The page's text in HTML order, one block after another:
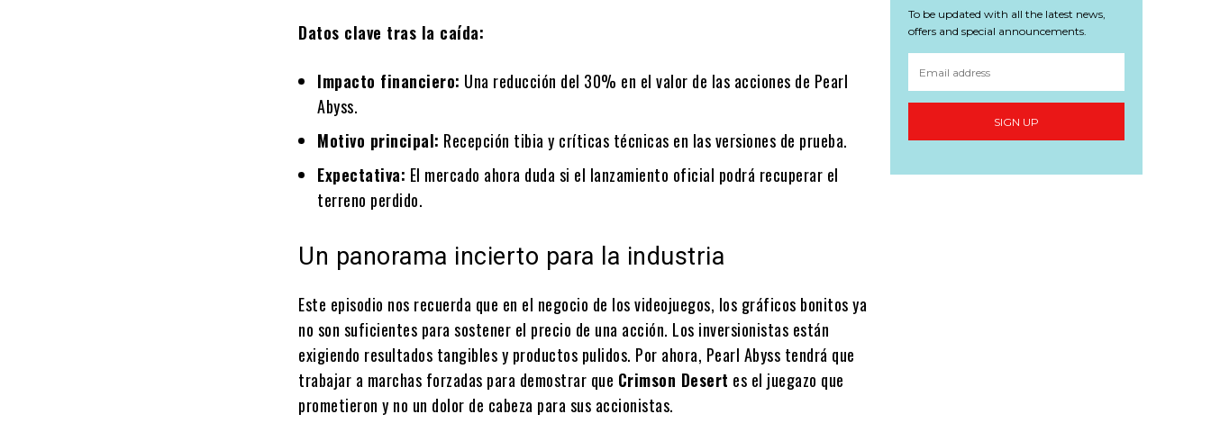
Datos clave tras la caída:
Impacto financiero: Una reducción del 30% en el valor de las acciones de Pearl
Abyss.
Motivo principal: Recepción tibia y críticas técnicas en las versiones de prueba.
Expectativa: El mercado ahora duda si el lanzamiento oficial podrá recuperar el
terreno perdido.
Un panorama incierto para la industria
Este episodio nos recuerda que en el negocio de los videojuegos, los gráficos bonitos ya
no son suficientes para sostener el precio de una acción. Los inversionistas están
exigiendo resultados tangibles y productos pulidos. Por ahora, Pearl Abyss tendrá que
trabajar a marchas forzadas para demostrar que Crimson Desert es el juegazo que
prometieron y no un dolor de cabeza para sus accionistas.
To be updated with all the latest news,
offers and special announcements.
SIGN UP